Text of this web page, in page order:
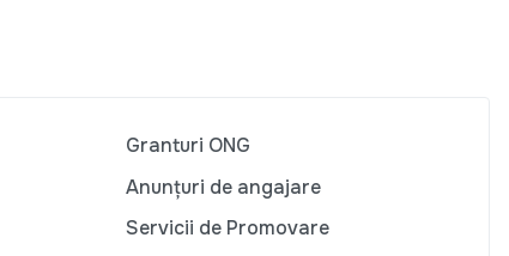
Granturi ONG
Anunțuri de angajare
Servicii de Promovare